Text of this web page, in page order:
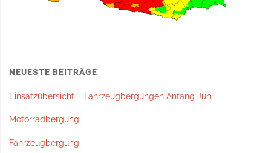
NEUESTE BEITRÄGE
Einsatzübersicht – Fahrzeugbergungen Anfang Juni
Motorradbergung
Fahrzeugbergung